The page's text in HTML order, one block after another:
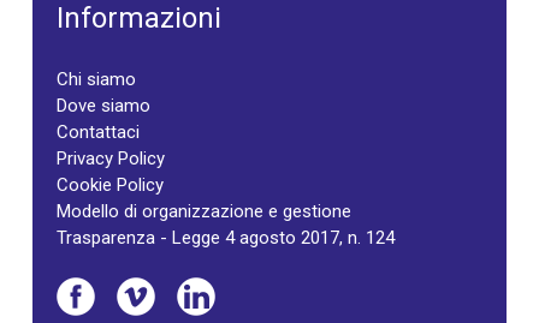
Informazioni
Chi siamo
Dove siamo
Contattaci
Privacy Policy
Cookie Policy
Modello di organizzazione e gestione
Trasparenza - Legge 4 agosto 2017, n. 124